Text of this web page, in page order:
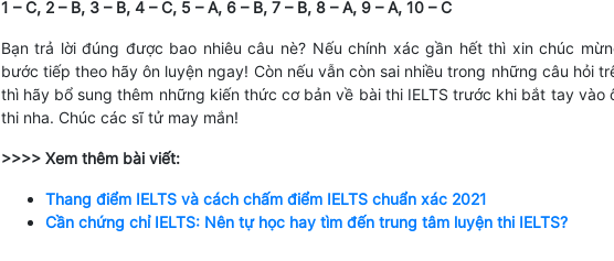
1 – C, 2 – B, 3 – B, 4 – C, 5 – A, 6 – B, 7 – B, 8 – A, 9 – A, 10 – C
Bạn trả lời đúng được bao nhiêu câu nè? Nếu chính xác gần hết thì xin chúc
bước tiếp theo hãy ôn luyện ngay! Còn nếu vẫn còn sai nhiều trong những câu hỏi
thì hãy bổ sung thêm những kiến thức cơ bản về bài thi IELTS trước khi bắt tay vào
thi nha. Chúc các sĩ tử may mắn!
>>>> Xem thêm bài viết:
Thang điểm IELTS và cách chấm điểm IELTS chuẩn xác 2021
Cần chứng chỉ IELTS: Nên tự học hay tìm đến trung tâm luyện thi IELTS?